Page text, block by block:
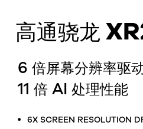
高通骁龙
6 倍屏幕分辨率驱
11 倍 AI 处理性能
6X SCREEN RESOLUTION